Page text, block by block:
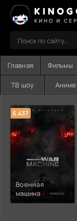
КИНО И
Главная Фильмы
ТВ шоу Аниме
6.437
Военная
машина